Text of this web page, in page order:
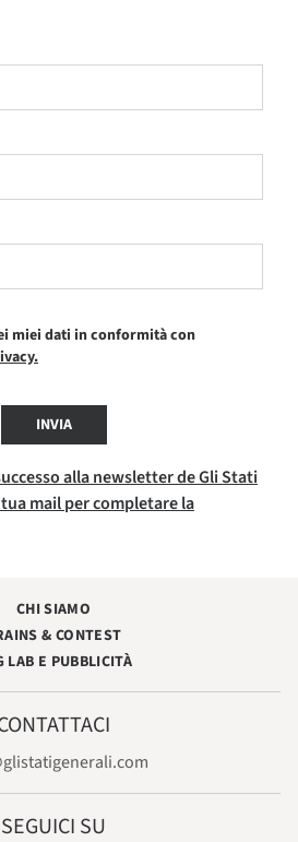
miei dati in conformità con
INVIA
alla newsletter de Gli Stati
mail per completare la
CHI SIAMO
& CONTEST
LAB E PUBBLICITÀ
SEGUICI SU